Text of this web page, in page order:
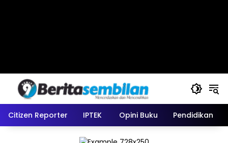
Citizen Reporter IPTEK Opini Buku Pendidikan